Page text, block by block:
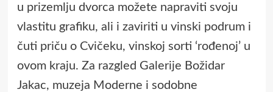
u prizemlju dvorca možete napraviti svoju
vlastitu grafiku, ali i zaviriti u vinski podrum i
čuti priču o Cvičeku, vinskoj sorti ‘rođenoj’ u
ovom kraju. Za razgled Galerije Božidar
Jakac, muzeja Moderne i sodobne